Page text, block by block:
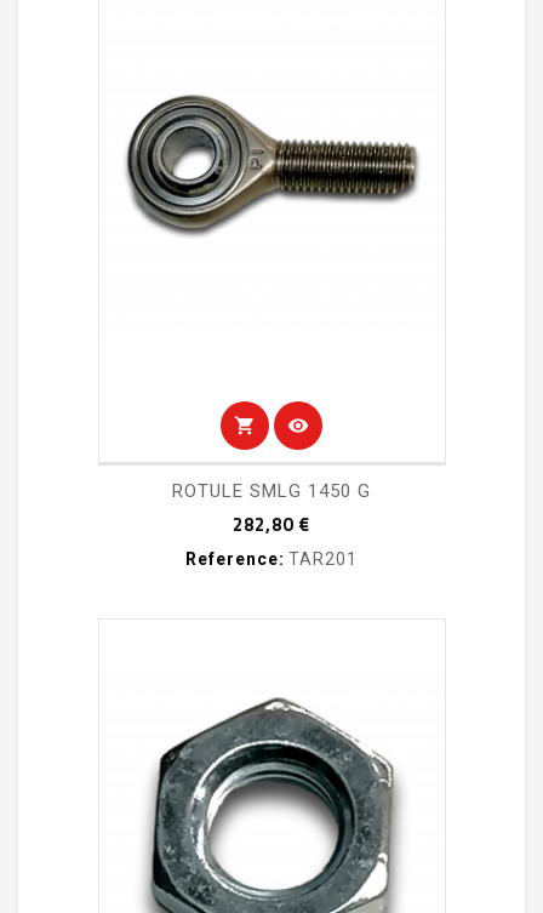
shopping_cart visibility
ROTULE SMLG 1450 G
282,80 €
Reference: TAR201